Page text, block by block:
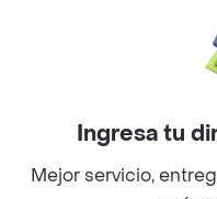
Ingresa tu
Mejor servicio,